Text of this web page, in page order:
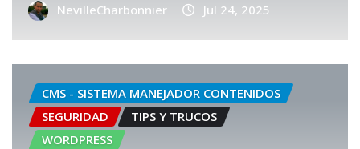
NevilleCharbonnier Jul 24, 2025
CMS - SISTEMA MANEJADOR CONTENIDOS
SEGURIDAD
TIPS Y TRUCOS
WORDPRESS